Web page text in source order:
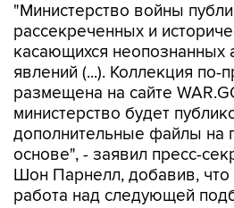
"Министерство войны
рассекреченных и
касающихся неопознанных
явлений (...). Коллекция по-
размещена на сайте
министерство будет
дополнительные файлы на
основе", - заявил пресс-
Шон Парнелл, добавив, что
работа над следующей